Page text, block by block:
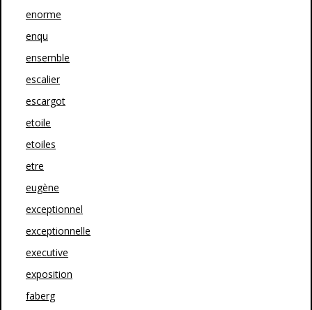
enorme
enqu
ensemble
escalier
escargot
etoile
etoiles
etre
eugène
exceptionnel
exceptionnelle
executive
exposition
faberg